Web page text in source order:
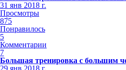
31 янв 2018 г.
Просмотры
875
Понравилось
5
Комментарии
7
Большая тренировка с большим
29 янв 2018 г.